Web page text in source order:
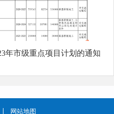
年市级重点项目计划的通知
网站地图